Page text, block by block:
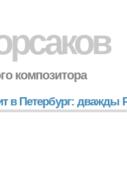
композитора
в Петербург: дважды